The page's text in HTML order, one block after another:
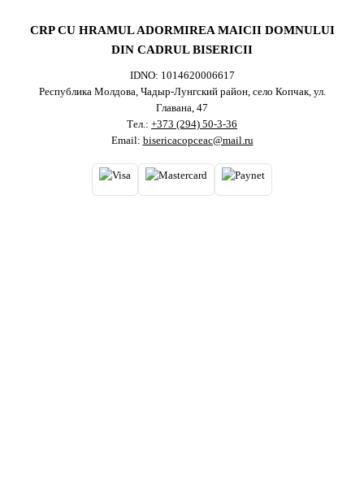
CRP CU HRAMUL ADORMIREA MAICII DOMNULUI
DIN CADRUL BISERICII
IDNO: 1014620006617
Республика Молдова, Чадыр-Лунгский район, село Копчак, ул.
Главана, 47
Тел.: +373 (294) 50-3-36
Email: bisericacopceac@mail.ru